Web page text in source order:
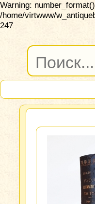
Warning:
/home/virtwww/
247